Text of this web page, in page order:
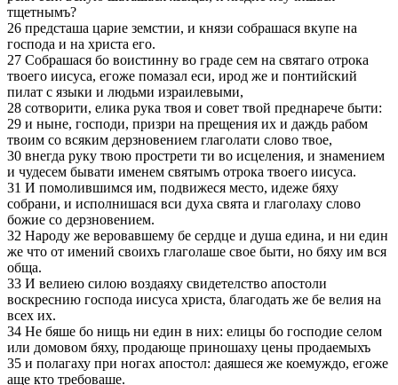
тщетнымъ?
26 предсташа царие земстии, и князи собрашася вкупе на
господа и на христа его.
27 Собрашася бо воистинну во граде сем на святаго отрока
твоего иисуса, егоже помазал еси, ирод же и понтийский
пилат с языки и людьми израилевыми,
28 сотворити, елика рука твоя и совет твой преднарече быти:
29 и ныне, господи, призри на прещения их и даждь рабом
твоим со всяким дерзновением глаголати слово твое,
30 внегда руку твою прострети ти во исцеления, и знамением
и чудесем бывати именем святымъ отрока твоего иисуса.
31 И помолившимся им, подвижеся место, идеже бяху
собрани, и исполнишася вси духа свята и глаголаху слово
божие со дерзновением.
32 Народу же веровавшему бе сердце и душа едина, и ни един
же что от имений своихъ глаголаше свое быти, но бяху им вся
обща.
33 И велиею силою воздаяху свидетелство апостоли
воскреснию господа иисуса христа, благодать же бе велия на
всех их.
34 Не бяше бо нищь ни един в них: елицы бо господие селом
или домовом бяху, продающе приношаху цены продаемыхъ
35 и полагаху при ногах апостол: даяшеся же коемуждо, егоже
аще кто требоваше.